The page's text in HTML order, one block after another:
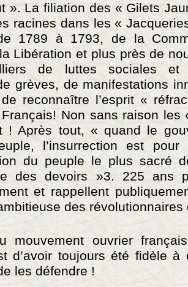
». La filiation des « Gilets
racines dans les «
1789 à 1793, de la
Libération et plus près de
de luttes sociales et
grèves, de manifestations
reconnaître l’esprit «
Non sans raison les
! Après tout, « quand le
l’insurrection est
du peuple le plus sacré
des devoirs »3. 225 ans
et rappellent
des
mouvement ouvrier
d’avoir toujours été fidèle à
les défendre !